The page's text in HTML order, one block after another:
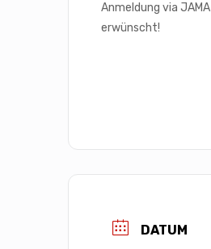
Anmeldung via JAMA
erwünscht!
DATUM